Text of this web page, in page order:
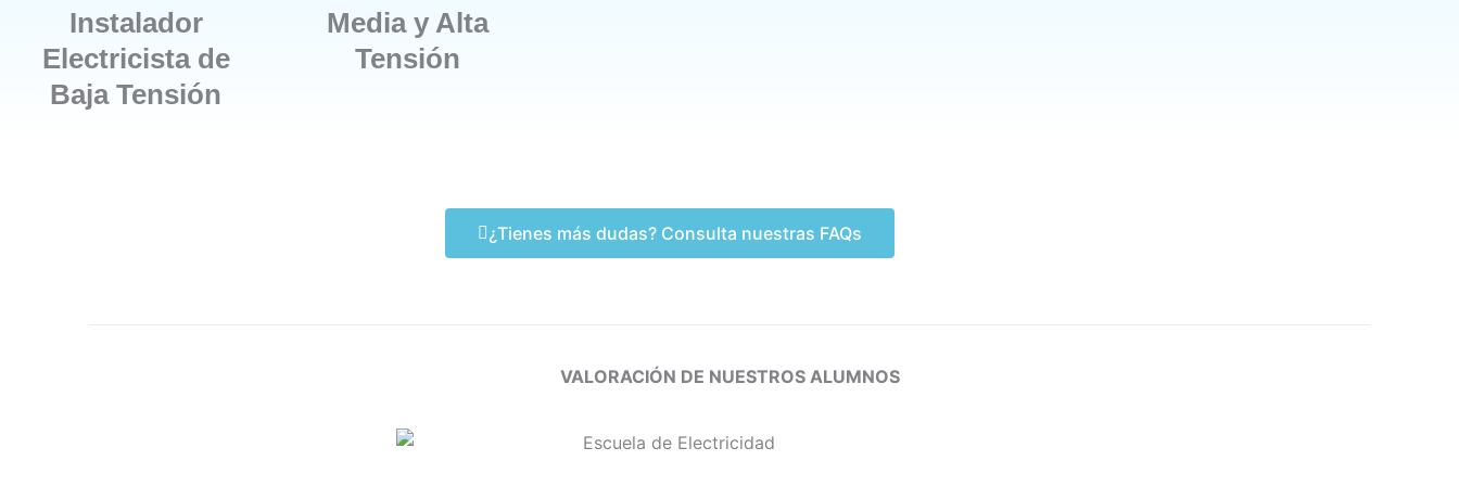
Instalador
Electricista de
Baja Tensión
Media y Alta
Tensión
¿Tienes más dudas? Consulta nuestras FAQs
VALORACIÓN DE NUESTROS ALUMNOS